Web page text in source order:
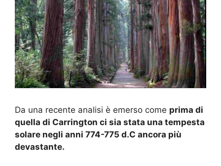
Da una recente analisi è emerso come prima di
quella di Carrington ci sia stata una tempesta
solare negli anni 774-775 d.C ancora più
devastante.